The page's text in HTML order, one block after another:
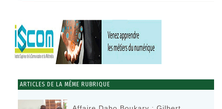
ARTICLES DE LA MÊME RUBRIQUE